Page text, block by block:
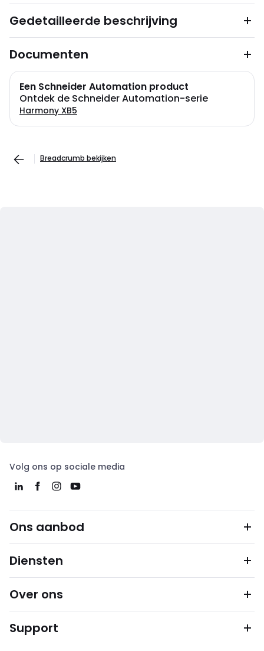
Gedetailleerde beschrijving
Documenten
Een Schneider Automation product
Ontdek de Schneider Automation-serie
Harmony XB5
Breadcrumb bekijken
Volg ons op sociale media
Ons aanbod
Diensten
Over ons
Support